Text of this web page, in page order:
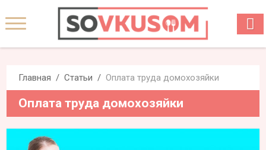
Главная Статьи Оплата труда домохозяйки
Оплата труда домохозяйки